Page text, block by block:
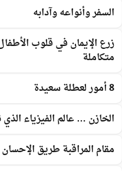
السفر وأنواعه وآدابه
زرع الإيمان في قلوب
متكاملة
8 أمور لعطلة سعيدة
الخازن … عالم الفيزياء الذي
مقام المراقبة طريق